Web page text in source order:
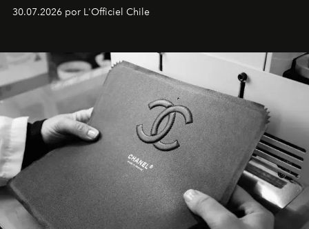
Latinoamérica, sobre identidad, cultura y el valor
30.07.2026 por L'Officiel Chile